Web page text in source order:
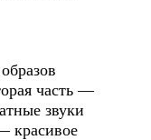
часть —
звуки
красивое